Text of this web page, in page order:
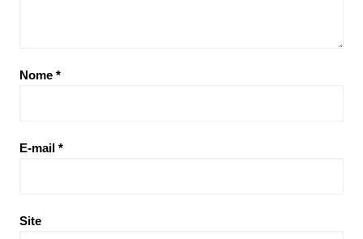
Nome *
E-mail *
Site